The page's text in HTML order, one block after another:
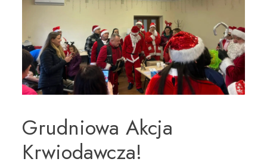
Grudniowa Akcja
Krwiodawcza!